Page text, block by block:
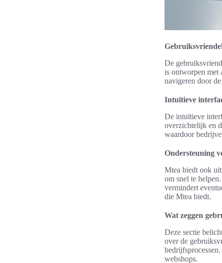
De
is ontworpen met
navigeren door
Intuïtieve
De intuïtieve
overzichtelijk en
waardoor
Ondersteuning
Mtea biedt ook
om snel te
vermindert
die Mtea biedt.
Wat zeggen
Deze sectie
over de
webshops.